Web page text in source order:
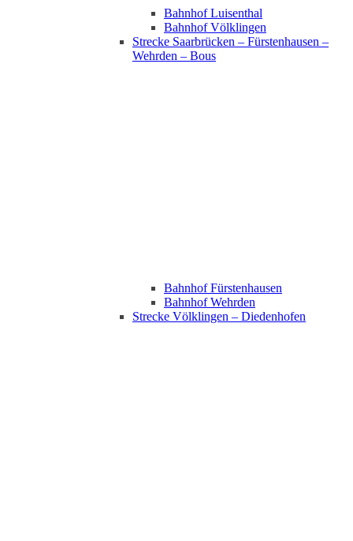
Bahnhof Luisenthal
Bahnhof Völklingen
Strecke Saarbrücken – Fürstenhausen –
Wehrden – Bous
Bahnhof Fürstenhausen
Bahnhof Wehrden
Strecke Völklingen – Diedenhofen